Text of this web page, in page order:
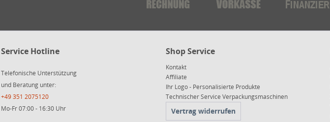
Service Hotline
Telefonische Unterstützung
und Beratung unter:
+49 351 2075120
Mo-Fr 07:00 - 16:30 Uhr
Shop Service
Kontakt
Affiliate
Ihr Logo - Personalisierte Produkte
Technischer Service Verpackungsmaschinen
Vertrag widerrufen